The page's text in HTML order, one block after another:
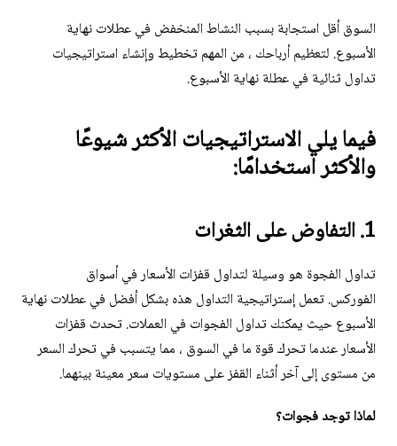
السوق أقل استجابة بسبب النشاط المنخفض في عطلات نهاية
الأسبوع. لتعظيم أرباحك ، من المهم تخطيط وإنشاء استراتيجيات
تداول ثنائية في عطلة نهاية الأسبوع.
فيما يلي الاستراتيجيات الأكثر شيوعًا
والأكثر استخدامًا:
1. التفاوض على الثغرات
تداول الفجوة هو وسيلة لتداول قفزات الأسعار في أسواق
الفوركس. تعمل إستراتيجية التداول هذه بشكل أفضل في عطلات نهاية
الأسبوع حيث يمكنك تداول الفجوات في العملات. تحدث قفزات
الأسعار عندما تحرك قوة ما في السوق ، مما يتسبب في تحرك السعر
من مستوى إلى آخر أثناء القفز على مستويات سعر معينة بينهما.
لماذا توجد فجوات؟